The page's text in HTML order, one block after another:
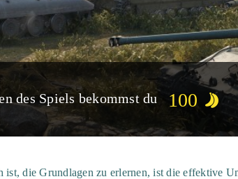
des Spiels bekommst du 100
ist, die Grundlagen zu erlernen, ist die effektive